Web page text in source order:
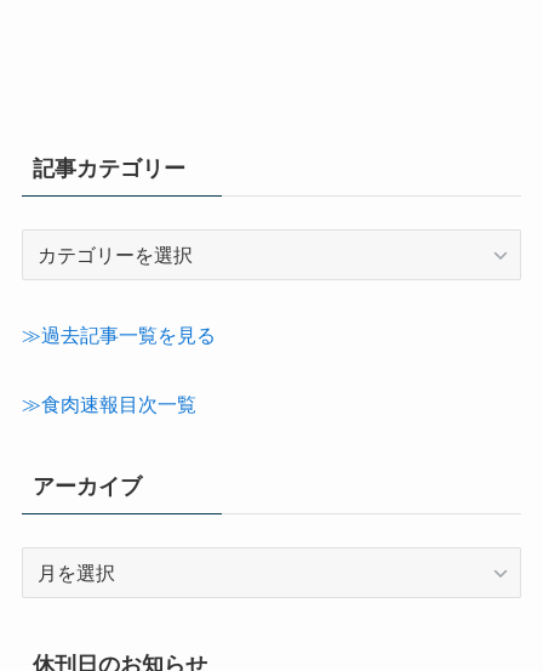
記事カテゴリー
テ
≫過去記事一覧を見る
≫食肉速報目次一覧
アーカイブ
イ
休刊日のお知らせ